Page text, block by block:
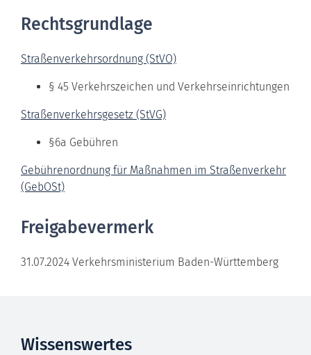
Rechtsgrundlage
Straßenverkehrsordnung (StVO)
§ 45 Verkehrszeichen und Verkehrseinrichtungen
Straßenverkehrsgesetz (StVG)
§6a Gebühren
Gebührenordnung für Maßnahmen im Straßenverkehr
(GebOSt)
Freigabevermerk
31.07.2024 Verkehrsministerium Baden-Württemberg
Wissenswertes